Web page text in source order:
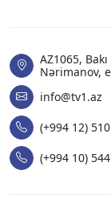
AZ1065,
Nərimanov,
info@tv1.az
(+994 12)
(+994 10)